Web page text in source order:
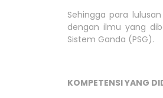
Sehingga para
dengan ilmu yang
Sistem Ganda (PSG).
KOMPETENSI YANG